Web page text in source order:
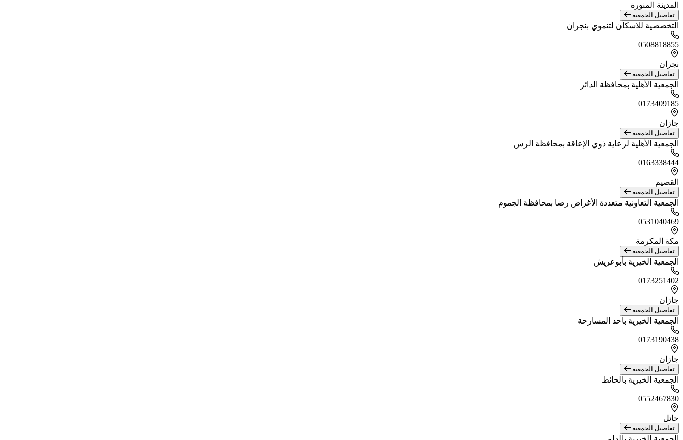
المدينة المنورة
تفاصيل الجمعية
التخصصية للاسكان لتنموي بنجران
0508818855
نجران
تفاصيل الجمعية
الجمعية الأهلية بمحافظة الدائر
0173409185
جازان
تفاصيل الجمعية
الجمعية الأهلية لرعاية ذوي الإعاقة بمحافظة الرس
0163338444
القصيم
تفاصيل الجمعية
الجمعية التعاونية متعددة الأغراض رضا بمحافظة الجموم
0531040469
مكة المكرمة
تفاصيل الجمعية
الجمعية الخيرية بأبوعريش
0173251402
جازان
تفاصيل الجمعية
الجمعية الخيرية باحد المسارحة
0173190438
جازان
تفاصيل الجمعية
الجمعية الخيرية بالحائط
0552467830
حائل
تفاصيل الجمعية